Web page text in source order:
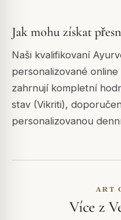
Jak mohu získat
Naši kvalifikovaní
personalizované
zahrnují kompletní
stav (Vikriti),
personalizovanou
ART
Více z